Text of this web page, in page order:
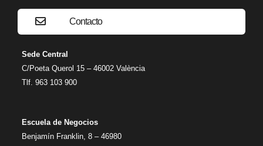
Contacto
Sede Central
C/Poeta Querol 15 – 46002 València
Tlf. 963 103 900
Escuela de Negocios
Benjamín Franklin, 8 – 46980